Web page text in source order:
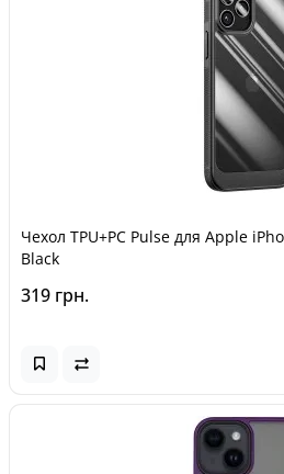
Чехол TPU+PC Pulse для Apple
Black
319 грн.